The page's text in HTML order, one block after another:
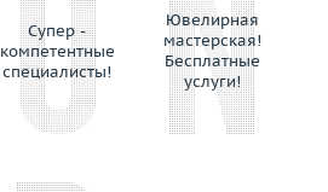
Супер -
компетентные
специалисты!
Ювелирная
мастерская!
Бесплатные
услуги!